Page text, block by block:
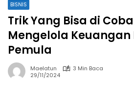
BISNIS
Trik Yang Bisa di
Mengelola Keuangan
Pemula
Maelatun
3 Min Baca
29/11/2024